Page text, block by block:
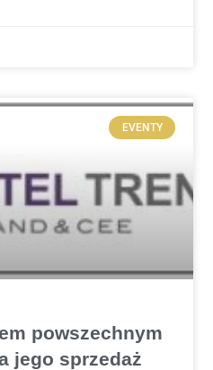
EVENTY
powszechnym
jego sprzedaż